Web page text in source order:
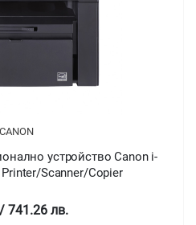
CANON
устройство Canon i-
Printer/Scanner/Copier
741.26 лв.